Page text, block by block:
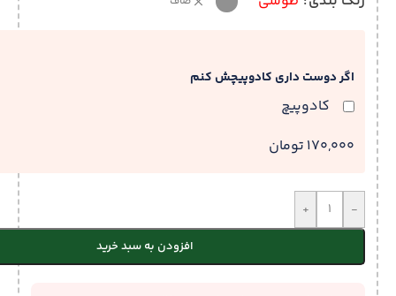
اگر دوست داری کادوپیچش کنم
کادوپیچ
170,000 تومان
-
+
افزودن به سبد خرید